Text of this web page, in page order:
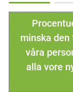
minska
våra
alla vore